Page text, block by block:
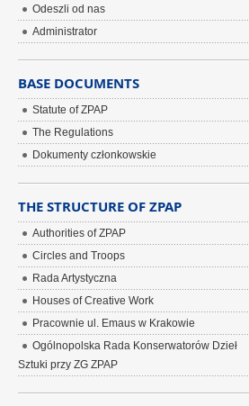
Odeszli od nas
Administrator
BASE DOCUMENTS
Statute of ZPAP
The Regulations
Dokumenty członkowskie
THE STRUCTURE OF ZPAP
Authorities of ZPAP
Circles and Troops
Rada Artystyczna
Houses of Creative Work
Pracownie ul. Emaus w Krakowie
Ogólnopolska Rada Konserwatorów Dzieł
Sztuki przy ZG ZPAP